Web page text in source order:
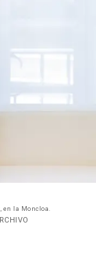
en la Moncloa.